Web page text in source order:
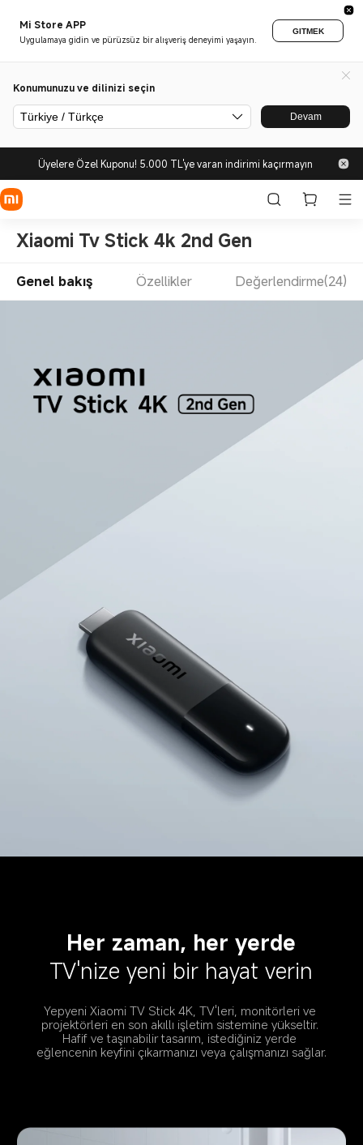
Mi Store APP
Uygulamaya gidin ve pürüzsüz bir alışveriş deneyimi yaşayın.
GITMEK
Konumunuzu ve dilinizi seçin
Türkiye / Türkçe Devam
Üyelere Özel Kuponu! 5.000 TL'ye varan indirimi kaçırmayın
Xiaomi Tv Stick 4k 2nd Gen
Genel bakış Özellikler Değerlendirme(24)
Her zaman, her yerde
TV'nize yeni bir hayat verin
Yepyeni Xiaomi TV Stick 4K, TV'leri, monitörleri ve
projektörleri en son akıllı işletim sistemine yükseltir.
Hafif ve taşınabilir tasarım, istediğiniz yerde
eğlencenin keyfini çıkarmanızı veya çalışmanızı sağlar.